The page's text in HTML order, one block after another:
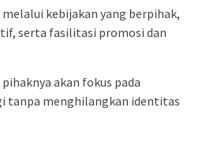
kebijakan yang berpihak,
serta fasilitasi promosi dan
akan fokus pada
tanpa menghilangkan identitas